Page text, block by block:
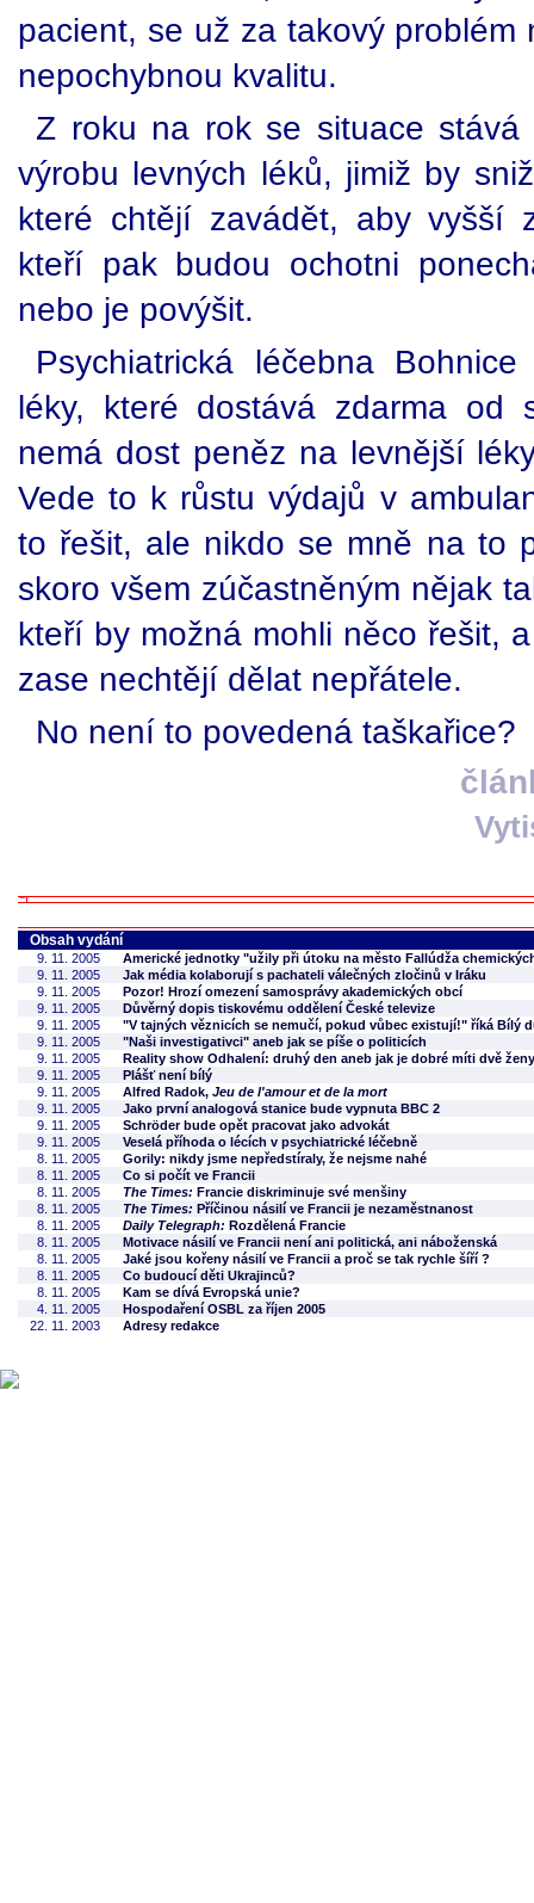
pacient, se už za takový
nepochybnou kvalitu.
Z roku na rok se situace
výrobu levných léků, jimiž by
které chtějí zavádět, aby vyšší
kteří pak budou ochotni
nebo je povýšit.
Psychiatrická léčebna
léky, které dostává zdarma od
nemá dost peněz na levnější
Vede to k růstu výdajů v
to řešit, ale nikdo se mně na to
skoro všem zúčastněným nějak
kteří by možná mohli něco řešit,
zase nechtějí dělat nepřátele.
No není to povedená taškařice?
Obsah vydání
9. 11. 2005
Americké jednotky "užily při útoku na město Fallúdža
9. 11. 2005
Jak média kolaborují s pachateli válečných zločinů v Iráku
9. 11. 2005
Pozor! Hrozí omezení samosprávy akademických obcí
9. 11. 2005
Důvěrný dopis tiskovému oddělení České televize
9. 11. 2005
"V tajných věznicích se nemučí, pokud vůbec existují!" říká Bílý
9. 11. 2005
"Naši investigativci" aneb jak se píše o politicích
9. 11. 2005
Reality show Odhalení: druhý den aneb jak je dobré míti dvě ženy
9. 11. 2005
Plášť není bílý
9. 11. 2005
Alfred Radok, Jeu de l'amour et de la mort
9. 11. 2005
Jako první analogová stanice bude vypnuta BBC 2
9. 11. 2005
Schröder bude opět pracovat jako advokát
9. 11. 2005
Veselá příhoda o lécích v psychiatrické léčebně
8. 11. 2005
Gorily: nikdy jsme nepředstíraly, že nejsme nahé
8. 11. 2005
Co si počít ve Francii
8. 11. 2005
The Times: Francie diskriminuje své menšiny
8. 11. 2005
The Times: Příčinou násilí ve Francii je nezaměstnanost
8. 11. 2005
Daily Telegraph: Rozdělená Francie
8. 11. 2005
Motivace násilí ve Francii není ani politická, ani náboženská
8. 11. 2005
Jaké jsou kořeny násilí ve Francii a proč se tak rychle šíří ?
8. 11. 2005
Co budoucí děti Ukrajinců?
8. 11. 2005
Kam se dívá Evropská unie?
4. 11. 2005
Hospodaření OSBL za říjen 2005
22. 11. 2003
Adresy redakce